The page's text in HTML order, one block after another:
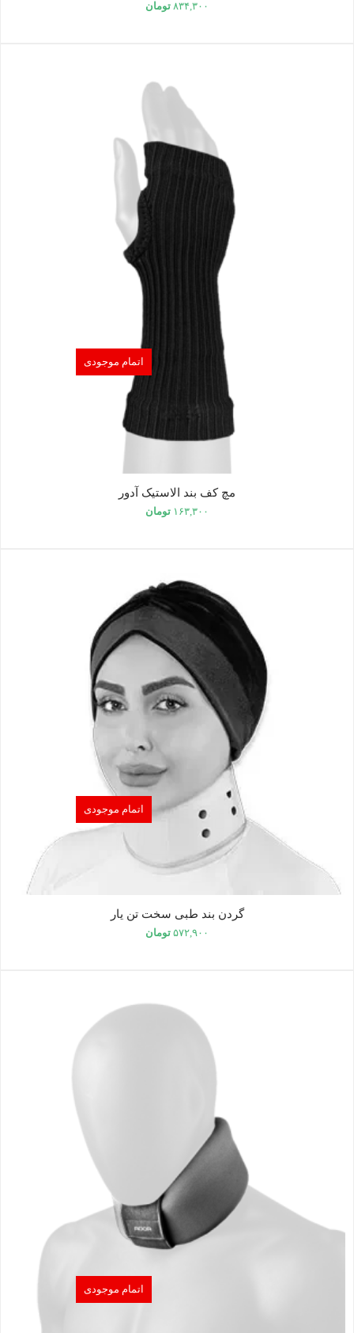
۸۳۴,۳۰۰ تومان
اتمام موجودی
مچ کف بند الاستیک آدور
۱۶۳,۳۰۰ تومان
اتمام موجودی
گردن بند طبی سخت تن یار
۵۷۲,۹۰۰ تومان
اتمام موجودی